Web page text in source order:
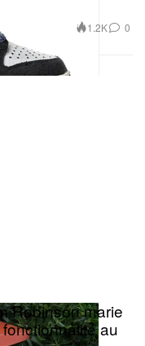
1.2K 0
Robinson marie
au